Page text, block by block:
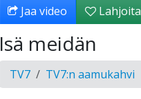
Jaa video Lahjoita
Isä meidän
TV7 TV7:n aamukahvi